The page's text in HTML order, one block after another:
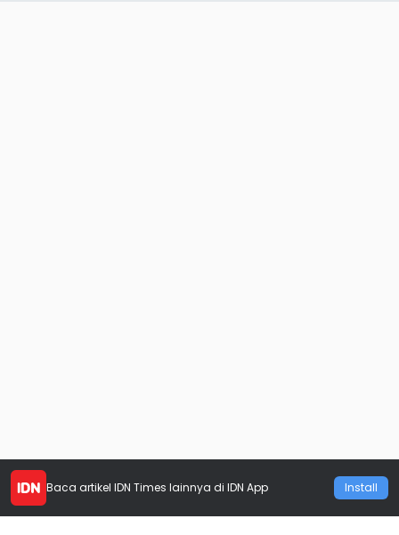
Baca artikel IDN Times lainnya di IDN App Install